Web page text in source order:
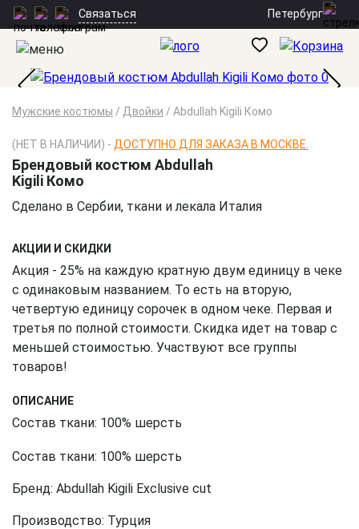
Связаться Петербург
Мужские костюмы / Двойки / Abdullah Kigili Комо
(НЕТ В НАЛИЧИИ) - ДОСТУПНО ДЛЯ ЗАКАЗА В МОСКВЕ.
Брендовый костюм Abdullah
Kigili Комо
Сделано в Сербии, ткани и лекала Италия
АКЦИИ И СКИДКИ
Акция - 25% на каждую кратную двум единицу в чеке
с одинаковым названием. То есть на вторую,
четвертую единицу сорочек в одном чеке. Первая и
третья по полной стоимости. Скидка идет на товар с
меньшей стоимостью. Участвуют все группы
товаров!
ОПИСАНИЕ
Состав ткани: 100% шерсть
Состав ткани: 100% шерсть
Бренд: Abdullah Kigili Exclusive cut
Производство: Турция